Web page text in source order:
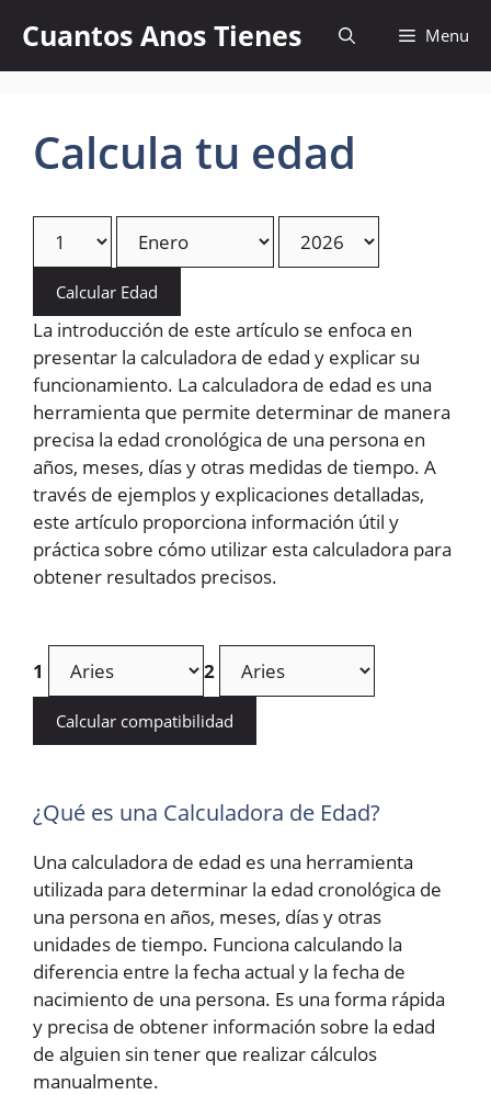
content
Cuantos Anos Tienes Menu
Calcula tu edad
Calcular Edad
La introducción de este artículo se enfoca en
presentar la calculadora de edad y explicar su
funcionamiento. La calculadora de edad es una
herramienta que permite determinar de manera
precisa la edad cronológica de una persona en
años, meses, días y otras medidas de tiempo. A
través de ejemplos y explicaciones detalladas,
este artículo proporciona información útil y
práctica sobre cómo utilizar esta calculadora para
obtener resultados precisos.
1 2
Calcular compatibilidad
¿Qué es una Calculadora de Edad?
Una calculadora de edad es una herramienta
utilizada para determinar la edad cronológica de
una persona en años, meses, días y otras
unidades de tiempo. Funciona calculando la
diferencia entre la fecha actual y la fecha de
nacimiento de una persona. Es una forma rápida
y precisa de obtener información sobre la edad
de alguien sin tener que realizar cálculos
manualmente.